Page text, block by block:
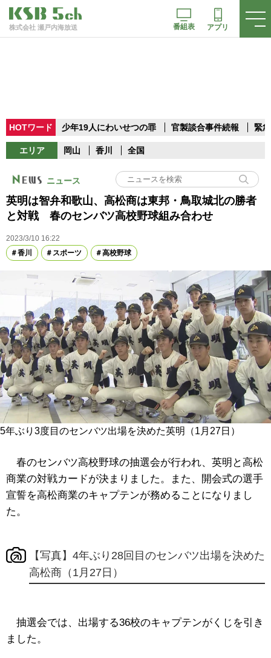
株式会社 瀬戸内海放送 番組表 アプリ
HOTワード 少年19人にわいせつの罪 官製談合事件続報 緊
エリア 岡山 香川 全国
ニュース
英明は智弁和歌山、高松商は東邦・鳥取城北の勝者
と対戦 春のセンバツ高校野球組み合わせ
2023/3/10 16:22
香川
スポーツ 高校野球
5年ぶり3度目のセンバツ出場を決めた英明（1月27日）
春のセンバツ高校野球の抽選会が行われ、英明と高松
商業の対戦カードが決まりました。また、開会式の選手
宣誓を高松商業のキャプテンが務めることになりまし
た。
【写真】4年ぶり28回目のセンバツ出場を決めた
高松商（1月27日）
抽選会では、出場する36校のキャプテンがくじを引き
ました。